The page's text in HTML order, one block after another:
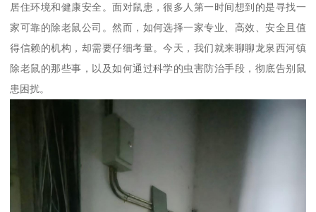
居住环境和健康安全。面对鼠患，很多人第一时间想到的是寻找一
家可靠的除老鼠公司。然而，如何选择一家专业、高效、安全且值
得信赖的机构，却需要仔细考量。今天，我们就来聊聊龙泉西河镇
除老鼠的那些事，以及如何通过科学的虫害防治手段，彻底告别鼠
患困扰。